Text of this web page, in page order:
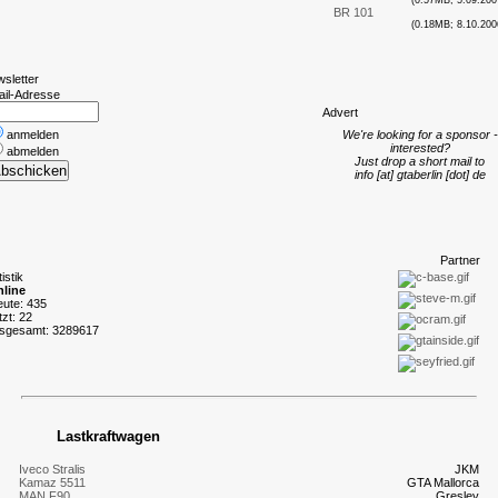
Adresse
anmelden
abmelden
435
22
3289617
BR 101
(0.18MB;
Advert
We're looking for a sponsor -
interested?
Just drop a short mail to
info [at] gtaberlin [dot] de
Partner
Lastkraftwagen
JKM
Iveco Stralis
GTA Mallorca
Kamaz 5511